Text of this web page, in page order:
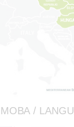
МОВА /